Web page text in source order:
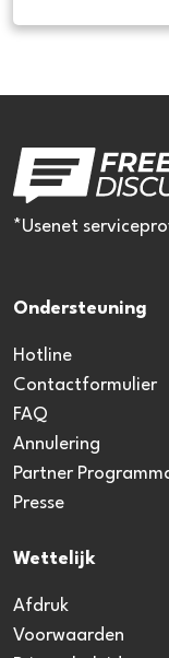
*Usenet
Ondersteuning
Hotline
Contactformulier
FAQ
Annulering
Partner
Presse
Wettelijk
Afdruk
Voorwaarden